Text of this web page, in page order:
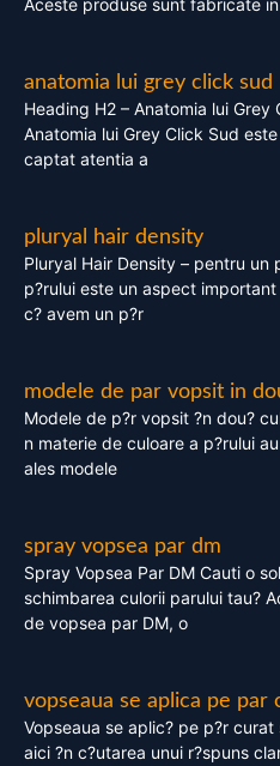
Aceste produse sunt fabricate
anatomia lui grey click sud
Heading H2 – Anatomia lui Grey
Anatomia lui Grey Click Sud
captat atentia a
pluryal hair density
Pluryal Hair Density – pentru un
p?rului este un aspect
c? avem un p?r
modele de par vopsit in
Modele de p?r vopsit ?n dou?
n materie de culoare a p?rului
ales modele
spray vopsea par dm
Spray Vopsea Par DM Cauti o
schimbarea culorii parului tau?
de vopsea par DM, o
vopseaua se aplica pe par
Vopseaua se aplic? pe p?r
aici ?n c?utarea unui r?spuns